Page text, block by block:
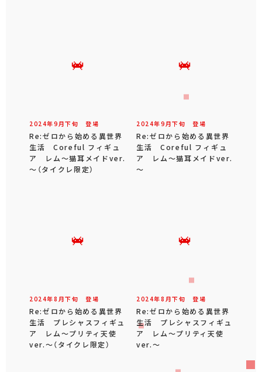
2024年9 月下旬 登場
Re:ゼロから始める異世界
生活 Coreful フィギュ
ア レム～猫耳メイドver.
～（タイクレ限定）
2024年9 月下旬 登場
Re:ゼロから始める異世界
生活 Coreful フィギュ
ア レム～猫耳メイドver.
～
2024年8 月下旬 登場
Re:ゼロから始める異世界
生活 プレシャスフィギュ
ア レム～プリティ天使
ver.～（タイクレ限定）
2024年8 月下旬 登場
Re:ゼロから始める異世界
生活 プレシャスフィギュ
ア レム～プリティ天使
ver.～